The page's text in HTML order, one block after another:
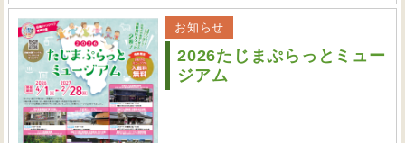
お知らせ
2026たじまぷらっとミュー
ジアム